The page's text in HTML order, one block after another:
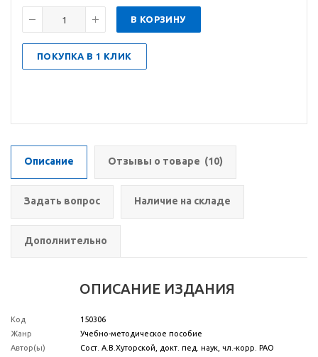
В КОРЗИНУ
ПОКУПКА В 1 КЛИК
Описание Отзывы о товаре (10)
Задать вопрос Наличие на складе
Дополнительно
ОПИСАНИЕ ИЗДАНИЯ
Код
150306
Жанр
Учебно-методическое пособие
Автор(ы)
Сост. А.В.Хуторской, докт. пед. наук, чл.-корр. РАО